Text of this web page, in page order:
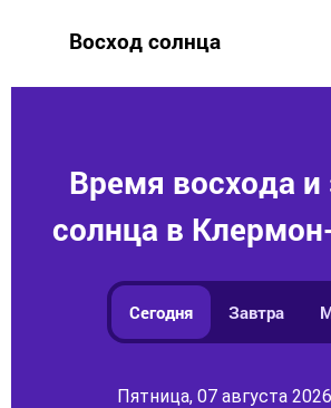
Восход солнца
Время восхода и
солнца в
Сегодня Завтра
Пятница, 07 августа